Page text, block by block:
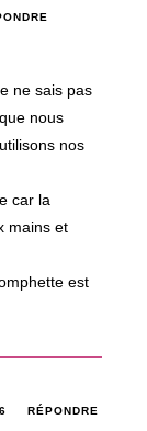
ne sais pas
nous
nos
car la
mains et
est
RÉPONDRE